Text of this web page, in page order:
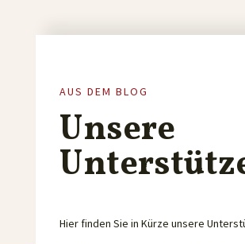
AUS DEM BLOG
Unsere
Hier finden Sie in Kürze unsere